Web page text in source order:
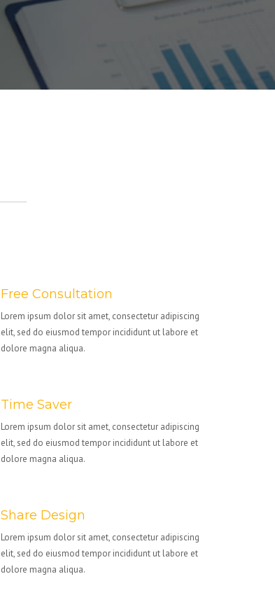
Free Consultation
Lorem ipsum dolor sit amet, consectetur adipiscing
elit, sed do eiusmod tempor incididunt ut labore et
dolore magna aliqua.
Time Saver
Lorem ipsum dolor sit amet, consectetur adipiscing
elit, sed do eiusmod tempor incididunt ut labore et
dolore magna aliqua.
Share Design
Lorem ipsum dolor sit amet, consectetur adipiscing
elit, sed do eiusmod tempor incididunt ut labore et
dolore magna aliqua.